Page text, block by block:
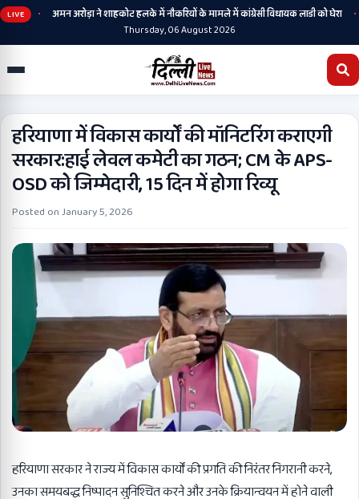
LIVE
• अमन अरोड़ा ने शाहकोट हलके में नौकरियों के मामले में कांग्रेसी विधायक लाडी को घेरा •
Thursday, 06 August 2026
हरियाणा में विकास कार्यों की मॉनिटरिंग कराएगी
सरकार:हाई लेवल कमेटी का गठन; CM के APS-
OSD को जिम्मेदारी, 15 दिन में होगा रिव्यू
Posted onJanuary 5, 2026
हरियाणा सरकार ने राज्य में विकास कार्यों की प्रगति की निरंतर निगरानी करने,
उनका समयबद्ध निष्पादन सुनिश्चित करने और उनके क्रियान्वयन में होने वाली